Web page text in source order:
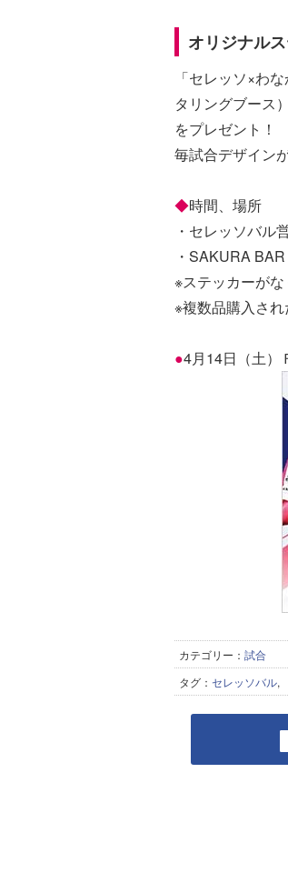
オリジナル
「セレッソ×わ
タリングブース
をプレゼント！
毎試合デザイン
◆時間、場所
・セレッソバル
・SAKURA
※ステッカーがな
※複数品購入され
●4月14日（土
カテゴリー： 試合
タグ： セレッソバル,